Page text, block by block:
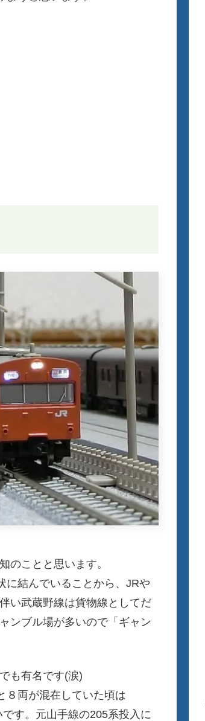
のことと思います。
に結んでいることから、JRや
い武蔵野線は貨物線としてだ
ンブル場が多いので「ギャン
も有名です(涙)
８両が混在していた頃は
す。元山手線の205系投入に